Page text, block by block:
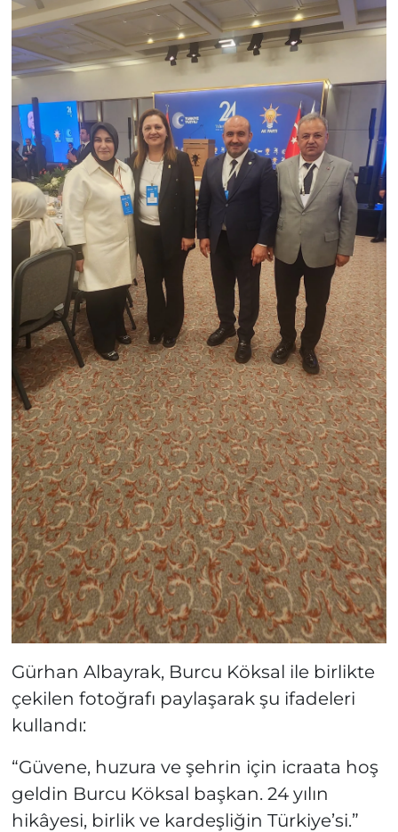
Gürhan Albayrak, Burcu Köksal ile birlikte
çekilen fotoğrafı paylaşarak şu ifadeleri
kullandı:
“Güvene, huzura ve şehrin için icraata hoş
geldin Burcu Köksal başkan. 24 yılın
hikâyesi, birlik ve kardeşliğin Türkiye’si.”